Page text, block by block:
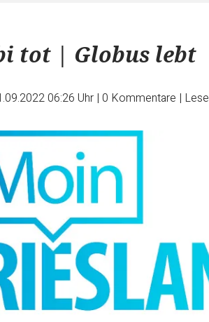
tot | Globus lebt
06:26 Uhr | 0 Kommentare |